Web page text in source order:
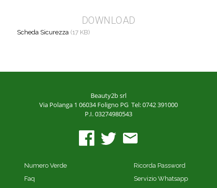
DOWNLOAD
Scheda Sicurezza (17 KB)
Beauty2b srl
Via Polanga 1 06034 Foligno PG Tel: 0742 391000
P.I. 03274980543
Numero Verde
Faq
Ricorda Password
Servizio Whatsapp